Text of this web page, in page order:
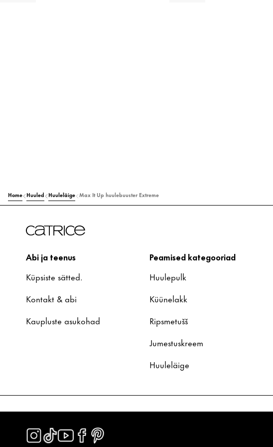
Home Huuled Huuleläige Max It Up huulebuuster Extreme
Abi ja teenus
Küpsiste sätted.
Kontakt & abi
Kaupluste asukohad
Peamised kategooriad
Huulepulk
Küünelakk
Ripsmetušš
Jumestuskreem
Huuleläige